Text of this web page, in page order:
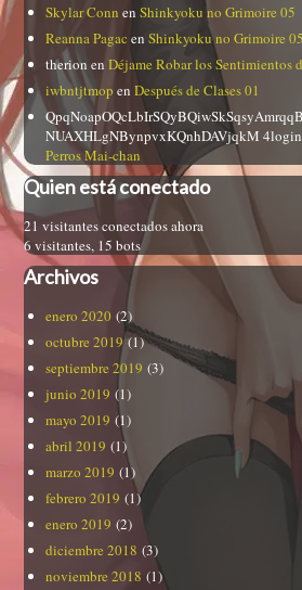
Skylar Conn enShinkyoku no Grimoire 05
Reanna Pagac enShinkyoku no Grimoire 05
therion enDéjame Robar los Sentimientos
iwbntjtmop enDespués de Clases 01
NUAXHLgNBynpvxKQnhDAVjqkM
Perros Mai-chan
Quien está conectado
21 visitantes conectados ahora
6 visitantes, 15 bots
Archivos
enero 2020 (2)
octubre 2019(1)
septiembre 2019 (3)
junio 2019 (1)
mayo 2019 (1)
abril 2019 (1)
marzo 2019 (1)
febrero 2019 (1)
enero 2019 (2)
diciembre 2018 (3)
noviembre 2018 (1)